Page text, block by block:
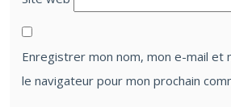
Enregistrer mon nom, mon e-mail et
le navigateur pour mon prochain